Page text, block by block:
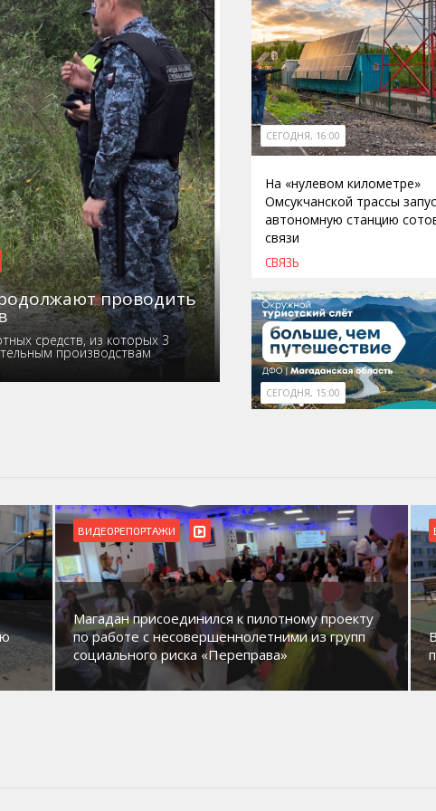
проводить
средств, из которых 3
производствам
СЕГОДНЯ, 16:00
На «нулевом километре»
Омсукчанской трассы
автономную станцию
связи
СВЯЗЬ
СЕГОДНЯ, 15:00
ВИДЕОРЕПОРТАЖИ
Магадан присоединился к пилотному проекту
по работе с несовершеннолетними из групп
социального риска «Переправа»